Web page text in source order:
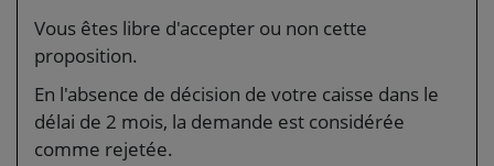
Vous êtes libre d'accepter ou non cette
proposition.
En l'absence de décision de votre caisse dans le
délai de 2 mois, la demande est considérée
comme rejetée.